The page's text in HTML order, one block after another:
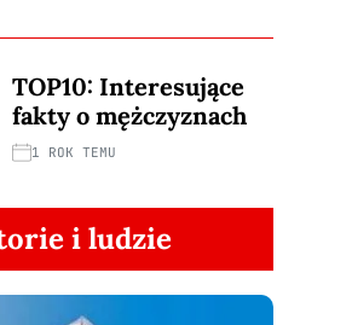
TOP10: Interesujące
fakty o mężczyznach
1 ROK TEMU
i ludzie